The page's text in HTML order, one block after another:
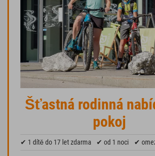
Šťastná rodinná
pokoj
✔ 1 dítě do 17 let zdarma ✔ od 1 noci ✔